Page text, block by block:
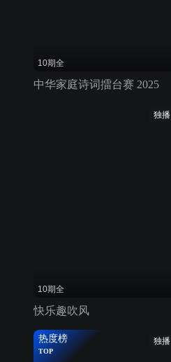
10期全
中华家庭诗词擂台赛 2025
独播
10期全
快乐趣吹风
独播
热度榜
TOP